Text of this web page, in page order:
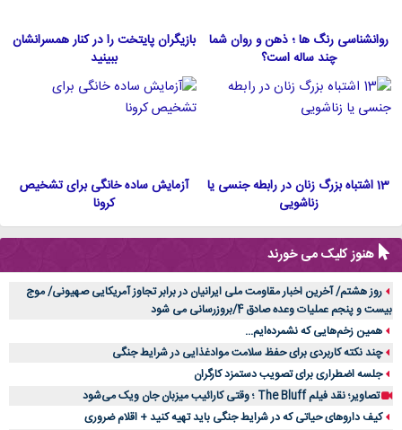
روانشناسی رنگ ها ؛ ذهن و روان شما
چند ساله است؟
بازیگران پایتخت را در کنار همسرانشان
ببینید
13 اشتباه بزرگ زنان در رابطه جنسی یا
زناشویی
آزمایش ساده خانگی برای تشخیص
کرونا
هنوز کلیک می خورند
روز هشتم/ آخرین اخبار مقاومت ملی ایرانیان در برابر تجاوز آمریکایی صهیونی/ موج
بیست و پنجم عملیات وعده صادق 4/بروزرسانی می شود
همین زخم‌هایی که نشمرده‌ایم...
چند نکته کاربردی برای حفظ سلامت موادغذایی در شرایط جنگی
جلسه اضطراری برای تصویب دستمزد کارگران
تصاویر؛ نقد فیلم The Bluff ؛ وقتی کارائیب میزبان جان ویک می‌شود
کیف داروهای حیاتی که در شرایط جنگی باید تهیه کنید + اقلام ضروری